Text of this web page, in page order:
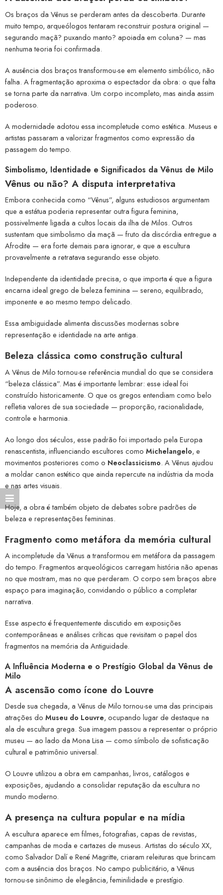
Os braços da Vênus se perderam antes da descoberta. Durante
muito tempo, arqueólogos tentaram reconstruir postura original —
segurando maçã? puxando manto? apoiada em coluna? — mas
nenhuma teoria foi confirmada.
A ausência dos braços transformou-se em elemento simbólico, não
falha. A fragmentação aproxima o espectador da obra: o que falta
se torna parte da narrativa. Um corpo incompleto, mas ainda assim
poderoso.
A modernidade adotou essa incompletude como estética. Museus e
artistas passaram a valorizar fragmentos como expressão da
passagem do tempo.
Simbolismo, Identidade e Significados da Vênus de Milo
Vênus ou não? A disputa interpretativa
Embora conhecida como “Vênus”, alguns estudiosos argumentam
que a estátua poderia representar outra figura feminina,
possivelmente ligada a cultos locais da ilha de Milos. Outros
sustentam que simbolismo da maçã — fruto da discórdia entregue a
Afrodite — era forte demais para ignorar, e que a escultura
provavelmente a retratava segurando esse objeto.
Independente da identidade precisa, o que importa é que a figura
encarna ideal grego de beleza feminina — sereno, equilibrado,
imponente e ao mesmo tempo delicado.
Essa ambiguidade alimenta discussões modernas sobre
representação e identidade na arte antiga.
Beleza clássica como construção cultural
A Vênus de Milo tornou-se referência mundial do que se considera
“beleza clássica”. Mas é importante lembrar: esse ideal foi
construído historicamente. O que os gregos entendiam como belo
refletia valores de sua sociedade — proporção, racionalidade,
controle e harmonia.
Ao longo dos séculos, esse padrão foi importado pela Europa
renascentista, influenciando escultores como Michelangelo, e
movimentos posteriores como o Neoclassicismo. A Vênus ajudou
a moldar canon estético que ainda repercute na indústria da moda
e nas artes visuais.
Hoje, a obra é também objeto de debates sobre padrões de
beleza e representações femininas.
Fragmento como metáfora da memória cultural
A incompletude da Vênus a transformou em metáfora da passagem
do tempo. Fragmentos arqueológicos carregam história não apenas
no que mostram, mas no que perderam. O corpo sem braços abre
espaço para imaginação, convidando o público a completar
narrativa.
Esse aspecto é frequentemente discutido em exposições
contemporâneas e análises críticas que revisitam o papel dos
fragmentos na memória da Antiguidade.
A Influência Moderna e o Prestígio Global da Vênus de
Milo
A ascensão como ícone do Louvre
Desde sua chegada, a Vênus de Milo tornou-se uma das principais
atrações do Museu do Louvre, ocupando lugar de destaque na
ala de escultura grega. Sua imagem passou a representar o próprio
museu — ao lado da Mona Lisa — como símbolo de sofisticação
cultural e patrimônio universal.
O Louvre utilizou a obra em campanhas, livros, catálogos e
exposições, ajudando a consolidar reputação da escultura no
mundo moderno.
A presença na cultura popular e na mídia
A escultura aparece em filmes, fotografias, capas de revistas,
campanhas de moda e cartazes de museus. Artistas do século XX,
como Salvador Dalí e René Magritte, criaram releituras que brincam
com a ausência dos braços. No campo publicitário, a Vênus
tornou-se sinônimo de elegância, feminilidade e prestígio.